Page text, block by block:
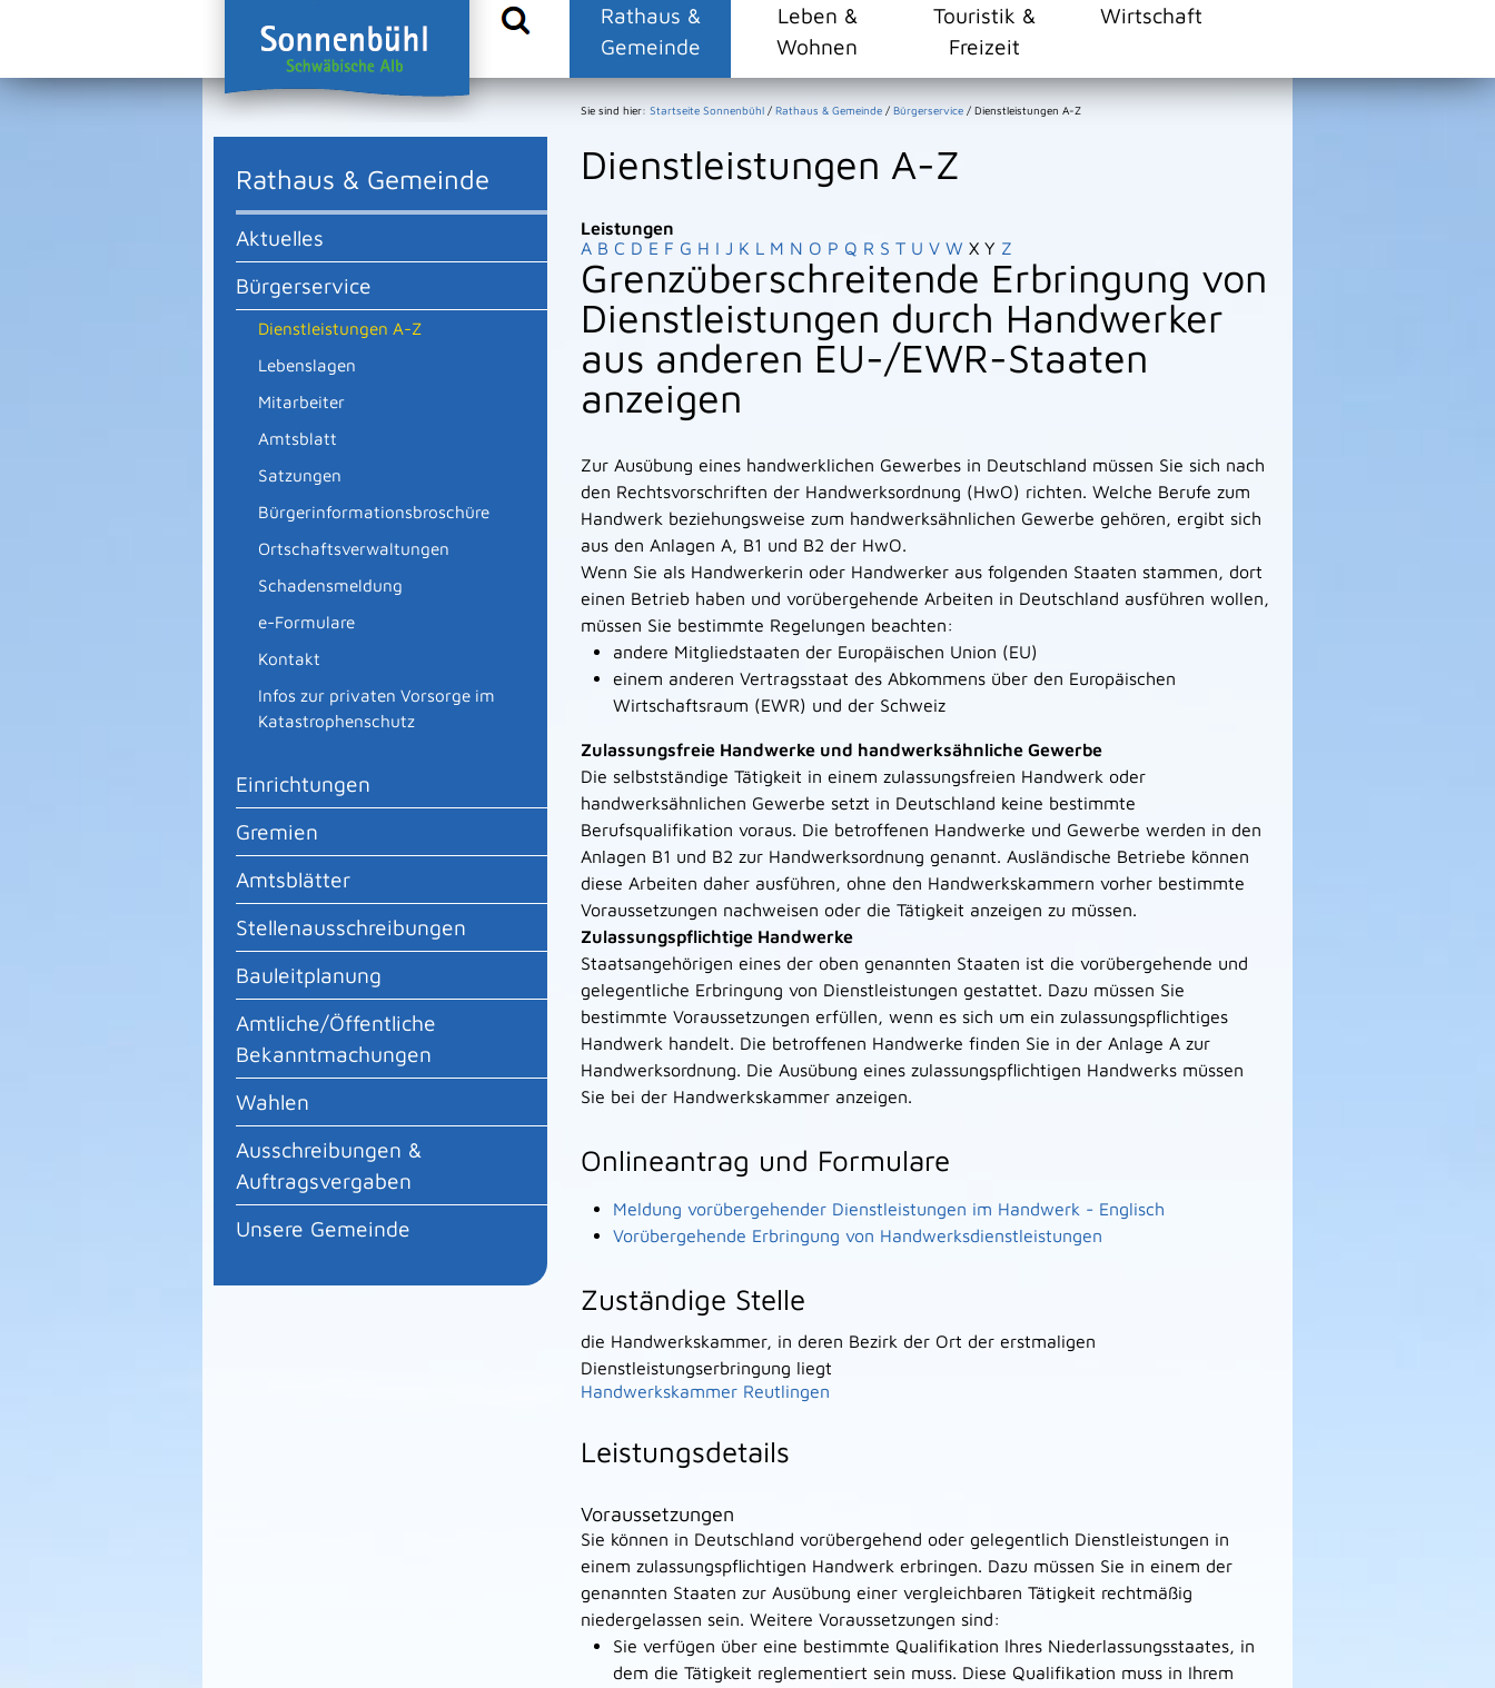
Rathaus &
Gemeinde
Leben &
Wohnen
Touristik &
Freizeit
Wirtschaft
Rathaus & Gemeinde
Aktuelles
Bürgerservice
Dienstleistungen A-Z
Lebenslagen
Mitarbeiter
Amtsblatt
Satzungen
Bürgerinformationsbroschüre
Ortschaftsverwaltungen
Schadensmeldung
e-Formulare
Kontakt
Infos zur privaten Vorsorge im
Katastrophenschutz
Einrichtungen
Gremien
Amtsblätter
Stellenausschreibungen
Bauleitplanung
Amtliche/Öffentliche
Bekanntmachungen
Wahlen
Ausschreibungen &
Auftragsvergaben
Unsere Gemeinde
Sie sind hier: Startseite Sonnenbühl / Rathaus & Gemeinde / Bürgerservice / Dienstleistungen A-Z
Dienstleistungen A-Z
Leistungen
A B C D E F G H I J K L M N O P Q R S T U V W X Y Z
Grenzüberschreitende Erbringung von
Dienstleistungen durch Handwerker
aus anderen EU-/EWR-Staaten
anzeigen
Zur Ausübung eines handwerklichen Gewerbes in Deutschland müssen Sie sich nach
den Rechtsvorschriften der Handwerksordnung (HwO) richten. Welche Berufe zum
Handwerk beziehungsweise zum handwerksähnlichen Gewerbe gehören, ergibt sich
aus den Anlagen A, B1 und B2 der HwO.
Wenn Sie als Handwerkerin oder Handwerker aus folgenden Staaten stammen, dort
einen Betrieb haben und vorübergehende Arbeiten in Deutschland ausführen wollen,
müssen Sie bestimmte Regelungen beachten:
andere Mitgliedstaaten der Europäischen Union (EU)
einem anderen Vertragsstaat des Abkommens über den Europäischen
Wirtschaftsraum (EWR) und der Schweiz
Zulassungsfreie Handwerke und handwerksähnliche Gewerbe
Die selbstständige Tätigkeit in einem zulassungsfreien Handwerk oder
handwerksähnlichen Gewerbe setzt in Deutschland keine bestimmte
Berufsqualifikation voraus. Die betroffenen Handwerke und Gewerbe werden in den
Anlagen B1 und B2 zur Handwerksordnung genannt. Ausländische Betriebe können
diese Arbeiten daher ausführen, ohne den Handwerkskammern vorher bestimmte
Voraussetzungen nachweisen oder die Tätigkeit anzeigen zu müssen.
Zulassungspflichtige Handwerke
Staatsangehörigen eines der oben genannten Staaten ist die vorübergehende und
gelegentliche Erbringung von Dienstleistungen gestattet. Dazu müssen Sie
bestimmte Voraussetzungen erfüllen, wenn es sich um ein zulassungspflichtiges
Handwerk handelt. Die betroffenen Handwerke finden Sie in der Anlage A zur
Handwerksordnung. Die Ausübung eines zulassungspflichtigen Handwerks müssen
Sie bei der Handwerkskammer anzeigen.
Onlineantrag und Formulare
Meldung vorübergehender Dienstleistungen im Handwerk - Englisch
Vorübergehende Erbringung von Handwerksdienstleistungen
Zuständige Stelle
die Handwerkskammer, in deren Bezirk der Ort der erstmaligen
Dienstleistungserbringung liegt
Handwerkskammer Reutlingen
Leistungsdetails
Voraussetzungen
Sie können in Deutschland vorübergehend oder gelegentlich Dienstleistungen in
einem zulassungspflichtigen Handwerk erbringen. Dazu müssen Sie in einem der
genannten Staaten zur Ausübung einer vergleichbaren Tätigkeit rechtmäßig
niedergelassen sein. Weitere Voraussetzungen sind:
Sie verfügen über eine bestimmte Qualifikation Ihres Niederlassungsstaates, in
dem die Tätigkeit reglementiert sein muss. Diese Qualifikation muss in Ihrem